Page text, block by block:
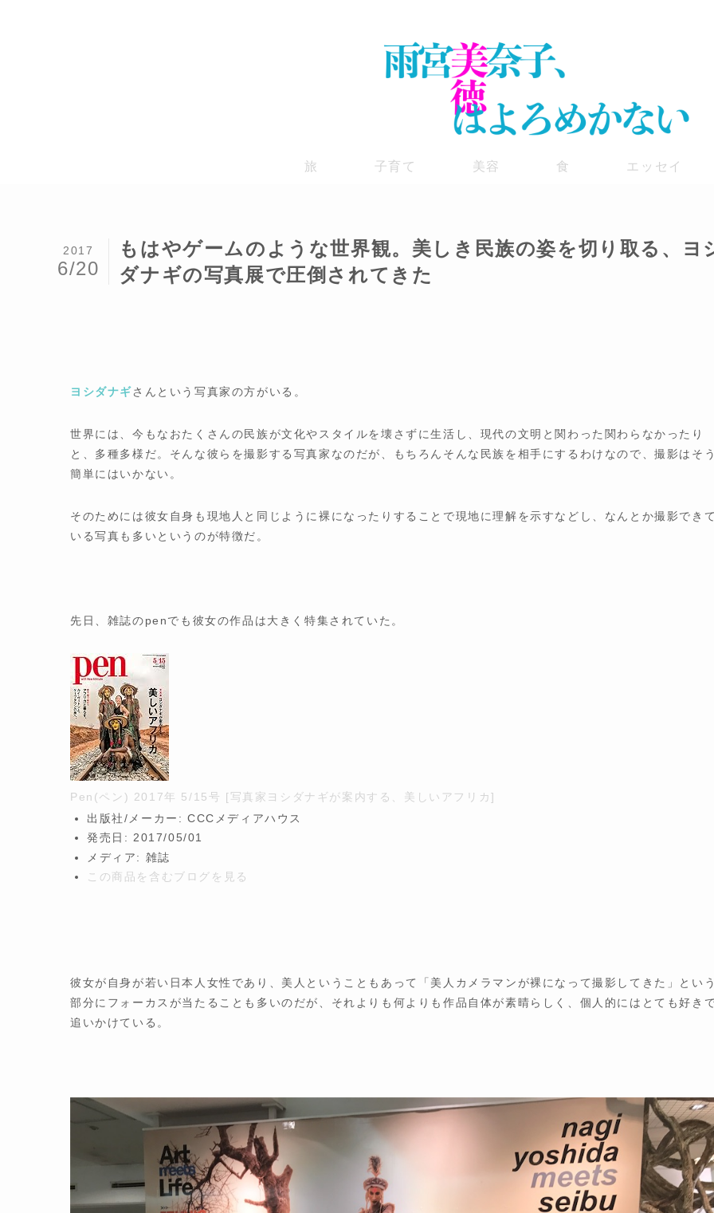
旅 子育て 美容 食 エッセイ
もはやゲームのような世界観。美しき民族の姿を切り取る、ヨ
ダナギの写真展で圧倒されてきた
2017
6/20
ヨシダナギさんという写真家の方がいる。
世界には、今もなおたくさんの民族が文化やスタイルを壊さずに生活し、現代の文明と関わった関わらなかったり
と、多種多様だ。そんな彼らを撮影する写真家なのだが、もちろんそんな民族を相手にするわけなので、撮影はそ
簡単にはいかない。
そのためには彼女自身も現地人と同じように裸になったりすることで現地に理解を示すなどし、なんとか撮影でき
いる写真も多いというのが特徴だ。
先日、雑誌のpenでも彼女の作品は大きく特集されていた。
Pen(ペン) 2017年 5/15号 [写真家ヨシダナギが案内する、美しいアフリカ]
出版社/メーカー: CCCメディアハウス
発売日: 2017/05/01
メディア: 雑誌
この商品を含むブログを見る
彼女が自身が若い日本人女性であり、美人ということもあって「美人カメラマンが裸になって撮影してきた」とい
部分にフォーカスが当たることも多いのだが、それよりも何よりも作品自体が素晴らしく、個人的にはとても好き
追いかけている。